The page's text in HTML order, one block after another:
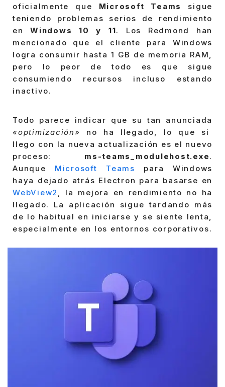
oficialmente que Microsoft Teams
sigue
teniendo problemas serios de rendimiento
enWindows 10 y 11. Los Redmond han
mencionado que el cliente para Windows
logra consumir hasta 1 GB de memoria RAM,
pero lo peor de todo es que sigue
consumiendo recursos incluso estando
inactivo.
Todo parece indicar que su tan anunciada
«optimización»
no ha llegado, lo que si
llego con la nueva actualización es el nuevo
proceso: ms-teams_modulehost.exe.
Aunque Microsoft Teams para Windows
haya dejado atrás Electron para basarse en
WebView2 , la mejora en rendimiento no ha
llegado. La aplicación sigue tardando más
de lo habitual en iniciarse y se siente lenta,
especialmente en los entornos corporativos.